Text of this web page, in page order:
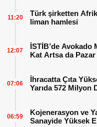
Türk şirketten
liman hamlesi
11:20
İSTİB’de Avokado
Kat Artsa da Pazar
12:07
İhracatta Çıta
Yarıda 572 Milyon
07:06
Kojenerasyon ve
Sanayide Yüksek
06:59